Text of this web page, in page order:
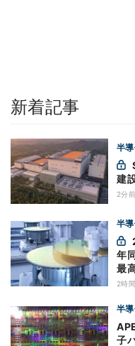
新着記事
半
建
2分前
半
年
最
2時
半
子